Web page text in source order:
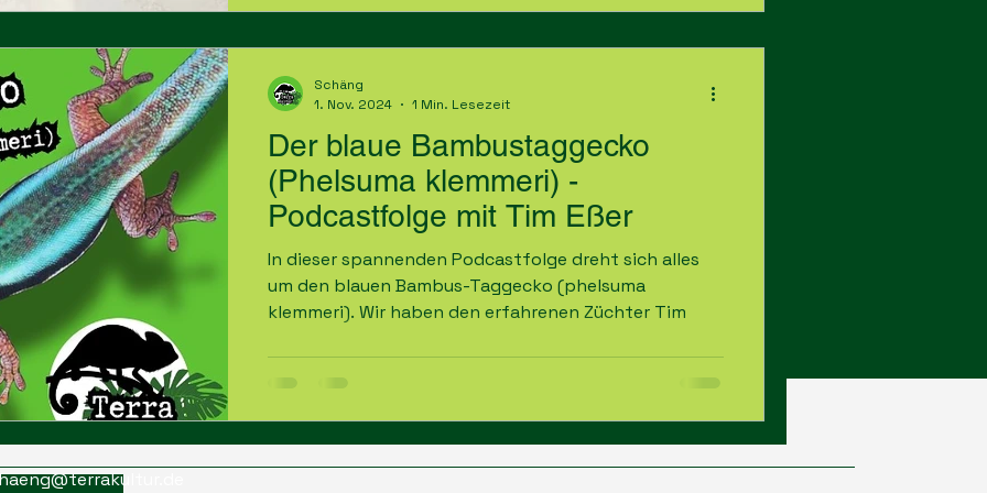
Der blaue Bambustaggecko
(Phelsuma klemmeri) -
Podcastfolge mit Tim Eßer
In dieser spannenden Podcastfolge dreht sich alles
um den blauen Bambus-Taggecko (phelsuma
klemmeri). Wir haben den erfahrenen Züchter Tim
Schäng
1. Nov. 2024
1 Min. Lesezeit